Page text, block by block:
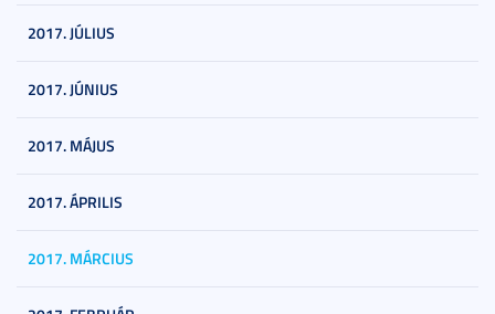
2017. JÚLIUS
2017. JÚNIUS
2017. MÁJUS
2017. ÁPRILIS
2017. MÁRCIUS